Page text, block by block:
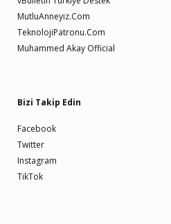
MutluAnneyiz.Com
TeknolojiPatronu.Com
Muhammed Akay Official
Bizi Takip Edin
Facebook
Twitter
Instagram
TikTok